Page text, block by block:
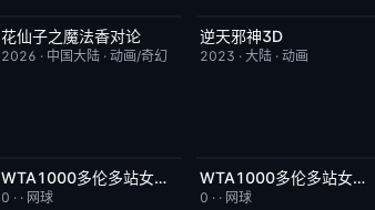
更新至第20集
花仙子之魔法香对论
2026 · 中国大陆· 动画/奇幻
更新至第49集
逆天邪神3D
2023 ·大陆 ·动画
今日更新 6.0
WTA1000多伦多站女单第二轮：萨巴伦卡VS内岛萌夏
0 · · 网球
今日更新 5.0
WTA1000多伦多站女单第二轮：科斯秋克VS谢博芙
0 · · 网球